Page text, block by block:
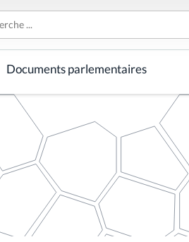
Documents parlementaires